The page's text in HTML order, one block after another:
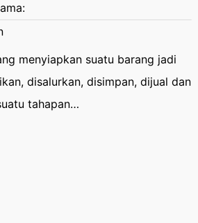
menyiapkan suatu barang jadi
disalurkan, disimpan, dijual dan
tahapan…